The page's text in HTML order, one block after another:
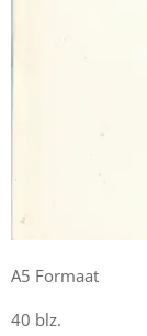
A5 Formaat
40 blz.